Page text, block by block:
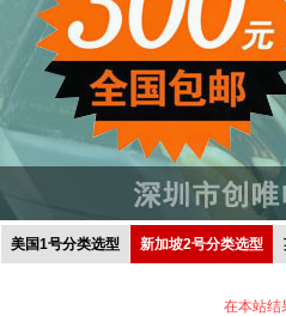
美国1号分类选型 新加坡2号分类选型
在本站结